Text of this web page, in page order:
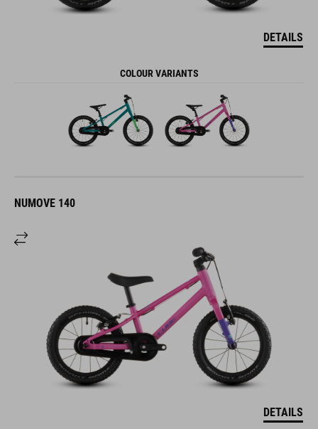
DETAILS
COLOUR VARIANTS
NUMOVE 140
DETAILS